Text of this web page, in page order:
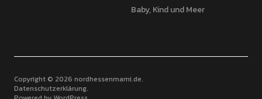
Baby, Kind und Meer
Copyright © 2026 nordhessenmami.de
Datenschutzerklärung